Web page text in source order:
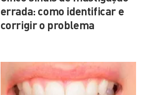
errada: como identificar e
corrigir o problema